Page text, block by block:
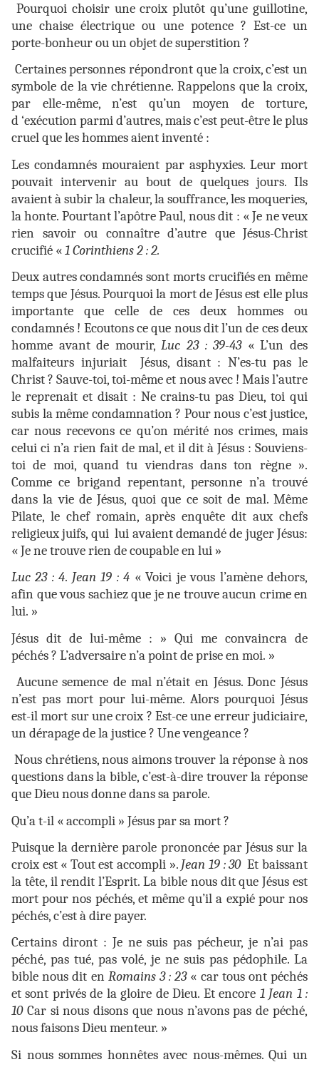
Pourquoi choisir une croix plutôt qu’une guillotine,
une chaise électrique ou une potence ? Est-ce un
porte-bonheur ou un objet de superstition ?
Certaines personnes répondront que la croix, c’est un
symbole de la vie chrétienne. Rappelons que la croix,
par elle-même, n’est qu’un moyen de torture,
d ‘exécution parmi d’autres, mais c’est peut-être le plus
cruel que les hommes aient inventé :
Les condamnés mouraient par asphyxies. Leur mort
pouvait intervenir au bout de quelques jours. Ils
avaient à subir la chaleur, la souffrance, les moqueries,
la honte. Pourtant l’apôtre Paul, nous dit : « Je ne veux
rien savoir ou connaître d’autre que Jésus-Christ
crucifié «1 Corinthiens 2 : 2.
Deux autres condamnés sont morts crucifiés en même
temps que Jésus. Pourquoi la mort de Jésus est elle plus
importante que celle de ces deux hommes ou
condamnés ! Ecoutons ce que nous dit l’un de ces deux
homme avant de mourir,Luc 23 : 39-43« L’un des
malfaiteurs injuriait Jésus, disant : N’es-tu pas le
Christ ? Sauve-toi, toi-même et nous avec ! Mais l’autre
le reprenait et disait : Ne crains-tu pas Dieu, toi qui
subis la même condamnation ? Pour nous c’est justice,
car nous recevons ce qu’on mérité nos crimes, mais
celui ci n’a rien fait de mal, et il dit à Jésus : Souviens-
toi de moi, quand tu viendras dans ton règne ».
Comme ce brigand repentant, personne n’a trouvé
dans la vie de Jésus, quoi que ce soit de mal. Même
Pilate, le chef romain, après enquête dit aux chefs
religieux juifs, qui lui avaient demandé de juger Jésus:
« Je ne trouve rien de coupable en lui »
Luc 23 : 4. Jean 19 : 4 « Voici je vous l’amène dehors,
afin que vous sachiez que je ne trouve aucun crime en
lui. »
Jésus dit de lui-même : » Qui me convaincra de
péchés ? L’adversaire n’a point de prise en moi. »
Aucune semence de mal n’était en Jésus. Donc Jésus
n’est pas mort pour lui-même. Alors pourquoi Jésus
est-il mort sur une croix ? Est-ce une erreur judiciaire,
un dérapage de la justice ? Une vengeance ?
Nous chrétiens, nous aimons trouver la réponse à nos
questions dans la bible, c’est-à-dire trouver la réponse
que Dieu nous donne dans sa parole.
Qu’a t-il « accompli » Jésus par sa mort ?
Puisque la dernière parole prononcée par Jésus sur la
croix est « Tout est accompli ». Jean 19 : 30Et baissant
la tête, il rendit l’Esprit. La bible nous dit que Jésus est
mort pour nos péchés, et même qu’il a expié pour nos
péchés, c’est à dire payer.
Certains diront : Je ne suis pas pécheur, je n’ai pas
péché, pas tué, pas volé, je ne suis pas pédophile. La
bible nous dit en Romains 3 : 23« car tous ont péchés
et sont privés de la gloire de Dieu. Et encore 1 Jean 1 :
10Car si nous disons que nous n’avons pas de péché,
nous faisons Dieu menteur. »
Si nous sommes honnêtes avec nous-mêmes. Qui un